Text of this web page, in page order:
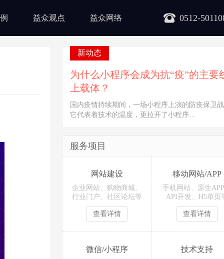
0512-
益众观点 益众网络
新动态
为什么小程序会成为抗“疫”的主要
上载体？
国内疫情持续期间，一场小程序上演的防疫保卫
它代表着技术的温度，更拉开了小程序…
服务项目
网站建设
企业网站、购物商城、
行业门户、社区论坛等
查看详情
移动网站/APP
手机网站、原生
API开发、H5单页
查看详情
微信/小程序 技术支持